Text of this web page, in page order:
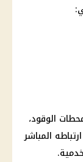
الوقود،
المباشر